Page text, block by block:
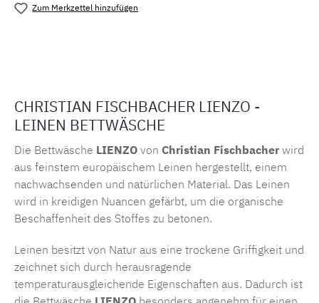
Zum Merkzettel hinzufügen
CHRISTIAN FISCHBACHER LIENZO -
LEINEN BETTWÄSCHE
Die Bettwäsche LIENZO von Christian Fischbacher wird
aus feinstem europäischem Leinen hergestellt, einem
nachwachsenden und natürlichen Material. Das Leinen
wird in kreidigen Nuancen gefärbt, um die organische
Beschaffenheit des Stoffes zu betonen.
Leinen besitzt von Natur aus eine trockene Griffigkeit und
zeichnet sich durch herausragende
temperaturausgleichende Eigenschaften aus. Dadurch ist